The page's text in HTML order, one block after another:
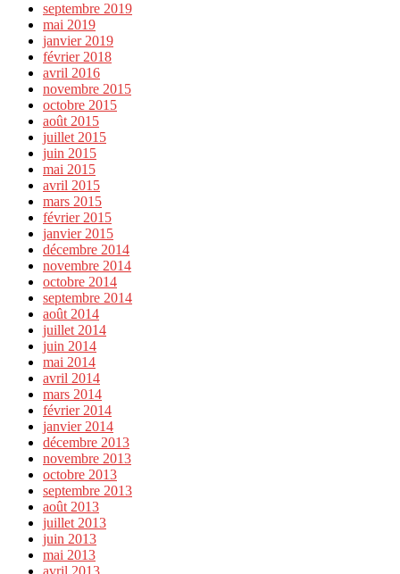
septembre 2019
mai 2019
janvier 2019
février 2018
avril 2016
novembre 2015
octobre 2015
août 2015
juillet 2015
juin 2015
mai 2015
avril 2015
mars 2015
février 2015
janvier 2015
décembre 2014
novembre 2014
octobre 2014
septembre 2014
août 2014
juillet 2014
juin 2014
mai 2014
avril 2014
mars 2014
février 2014
janvier 2014
décembre 2013
novembre 2013
octobre 2013
septembre 2013
août 2013
juillet 2013
juin 2013
mai 2013